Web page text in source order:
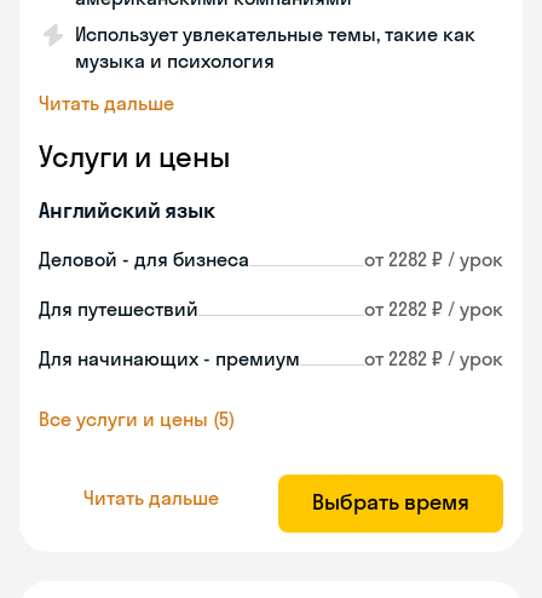
Использует увлекательные темы, такие как
музыка и психология
Читать дальше
Услуги и цены
Английский язык
Деловой - для бизнеса от 2282 ₽ / урок
Для путешествий от 2282 ₽ / урок
Для начинающих - премиум от 2282 ₽ / урок
Все услуги и цены (5)
Читать дальше Выбрать время